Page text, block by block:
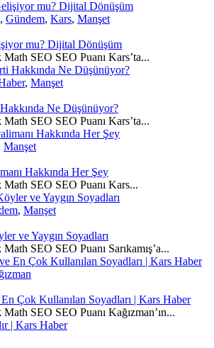
, Gündem, Kars, Manşet
mu? Dijital Dönüşüm
SEO SEO Puanı Kars’ta...
, Manşet
Ne Düşünüyor?
SEO SEO Puanı Kars’ta...
Manşet
Hakkında Her Şey
SEO SEO Puanı Kars...
, Manşet
ve Yaygın Soyadları
SEO SEO Puanı Sarıkamış’a...
Çok Kullanılan Soyadları | Kars Haber
SEO SEO Puanı Kağızman’ın...